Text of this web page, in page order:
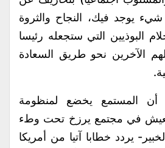
شيء يوجد فيك، النجاح والثروة
البوذيين التي ستجعله رئيسا
الآخرين نحو طريق السعادة
أن المستمع يخضع لمنظومة
في مجتمع يرزخ تحت وطء
يردد خطابا آتيا من أمريكا